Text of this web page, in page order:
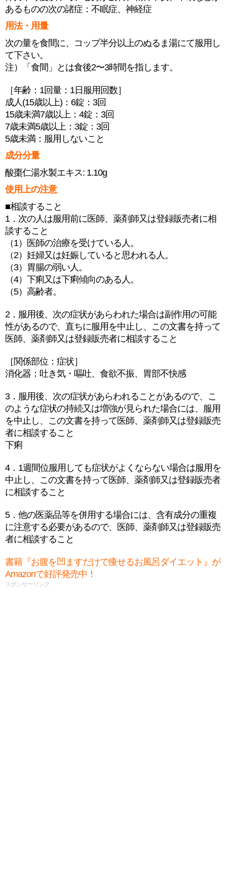
あるものの次の諸症：不眠症、神経症
用法・用量
次の量を食間に、コップ半分以上のぬるま湯にて服用し
て下さい。
注）「食間」とは食後2〜3時間を指します。
［年齢：1回量：1日服用回数］
成人(15歳以上)：6錠：3回
15歳未満7歳以上：4錠：3回
7歳未満5歳以上：3錠：3回
5歳未満：服用しないこと
成分分量
酸棗仁湯水製エキス: 1.10g
使用上の注意
■相談すること
1．次の人は服用前に医師、薬剤師又は登録販売者に相
談すること
（1）医師の治療を受けている人。
（2）妊婦又は妊娠していると思われる人。
（3）胃腸の弱い人。
（4）下痢又は下痢傾向のある人。
（5）高齢者。
2．服用後、次の症状があらわれた場合は副作用の可能
性があるので、直ちに服用を中止し、この文書を持って
医師、薬剤師又は登録販売者に相談すること
［関係部位：症状］
消化器：吐き気・嘔吐、食欲不振、胃部不快感
3．服用後、次の症状があらわれることがあるので、こ
のような症状の持続又は増強が見られた場合には、服用
を中止し、この文書を持って医師、薬剤師又は登録販売
者に相談すること
下痢
4．1週間位服用しても症状がよくならない場合は服用を
中止し、この文書を持って医師、薬剤師又は登録販売者
に相談すること
5．他の医薬品等を併用する場合には、含有成分の重複
に注意する必要があるので、医師、薬剤師又は登録販売
者に相談すること
書籍『お腹を凹ますだけで痩せるお風呂ダイエット』が
Amazonで好評発売中！
スポンサーリンク